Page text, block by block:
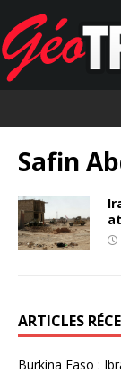
Safin
ARTICLES
Burkina Faso :